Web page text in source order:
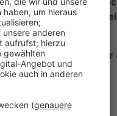
sind die Anrufe von
hatten.
Straftat - und kann für